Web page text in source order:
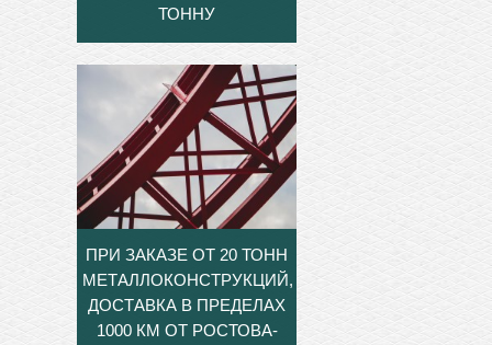
ТОННУ
ПРИ ЗАКАЗЕ ОТ 20 ТОНН
МЕТАЛЛОКОНСТРУКЦИЙ,
ДОСТАВКА В ПРЕДЕЛАХ
1000 КМ ОТ РОСТОВА-